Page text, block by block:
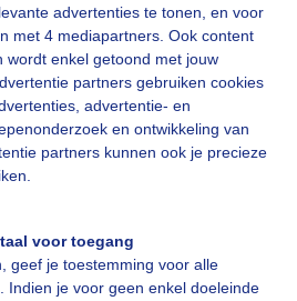
advertenties te tonen, en voor
met 4 mediapartners. Ook content
wordt enkel getoond met jouw
partners gebruiken cookies
advertentie- en
en ontwikkeling van
partners kunnen ook je precieze
voor toegang
geef je toestemming voor alle
Indien je voor geen enkel doeleinde